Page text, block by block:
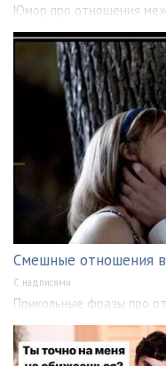
Юмор про отношения
Смешные отношения
С надписями
Прикольные фразы про